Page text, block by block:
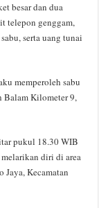
besar dan dua
telepon genggam,
serta uang tunai
memperoleh sabu
Balam Kilometer 9,
pukul 18.30 WIB
diri di area
Jaya, Kecamatan